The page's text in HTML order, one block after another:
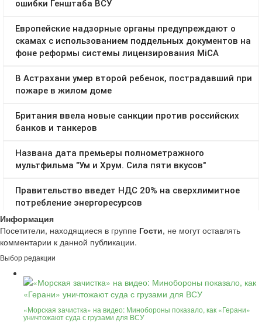
Информация
Посетители, находящиеся в группе Гости, не могут оставлять
комментарии к данной публикации.
Выбор редакции
«Морская зачистка» на видео: Минобороны показало, как «Герани»
уничтожают суда с грузами для ВСУ